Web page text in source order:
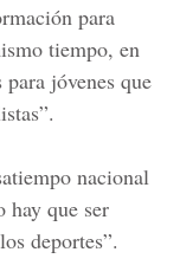
para
tiempo, en
para jóvenes que
nacional
hay que ser
deportes”.